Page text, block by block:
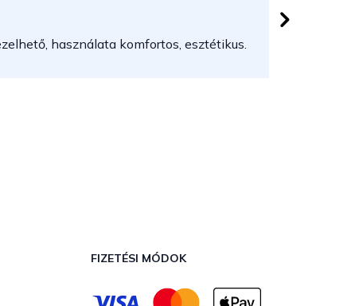
csillag.
használata komfortos, esztétikus.
FIZETÉSI MÓDOK